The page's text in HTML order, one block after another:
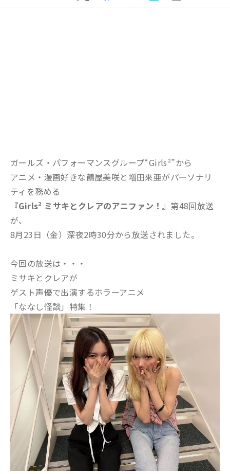
ガールズ・パフォーマンスグループ“Girls²”から
アニメ・漫画好きな鶴屋美咲と増田來亜がパーソナリ
ティを務める
『Girls² ミサキとクレアのアニファン！』 第48回放送
が、
8月23日（金）深夜2時30分から放送されました。
今回の放送は・・・
ミサキとクレアが
ゲスト声優で出演するホラーアニメ
「ななし怪談」特集！